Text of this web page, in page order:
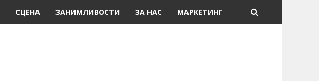
СЦЕНА ЗАНИМЛИВОСТИ ЗА НАС МАРКЕТИНГ